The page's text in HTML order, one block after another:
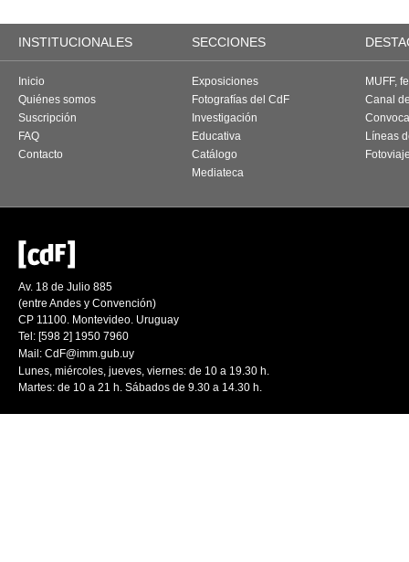
INSTITUCIONALES SECCIONES
Inicio
Quiénes somos
Suscripción
FAQ
Contacto
Exposiciones
Fotografías del CdF
Investigación
Educativa
Catálogo
Mediateca
MUFF,
Canal
Líneas
Av. 18 de Julio 885
(entre Andes y Convención)
CP 11100. Montevideo. Uruguay
Tel: [598 2] 1950 7960
Mail: CdF@imm.gub.uy
Lunes, miércoles, jueves, viernes: de 10 a 19.30 h.
Martes: de 10 a 21 h. Sábados de 9.30 a 14.30 h.